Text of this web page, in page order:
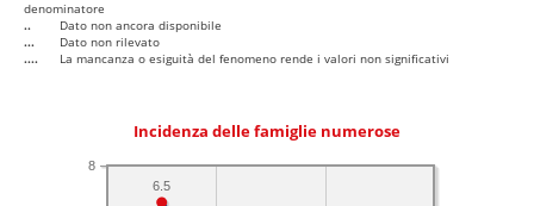
denominatore
..
Dato non ancora disponibile
...
Dato non rilevato
....
La mancanza o esiguità del fenomeno rende i valori non significativi
Incidenza delle famiglie numerose
8
6.5